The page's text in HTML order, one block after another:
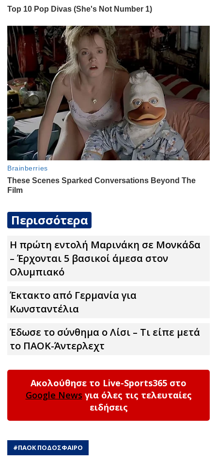
Περισσότερα
Η πρώτη εντολή Μαρινάκη σε Μονκάδα
– Έρχονται 5 βασικοί άμεσα στον
Ολυμπιακό
Έκτακτο από Γερμανία για
Κωνσταντέλια
Έδωσε το σύνθημα ο Λίσι – Τι είπε μετά
το ΠΑΟΚ-Άντερλεχτ
Ακολούθησε το Live-Sports365 στο
Google News για όλες τις τελευταίες
ειδήσεις
#ΠΑΟΚ ΠΟΔΟΣΦΑΙΡΟ